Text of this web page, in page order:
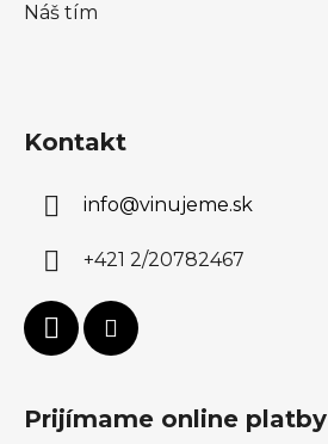
Náš tím
Kontakt
info@vinujeme.sk
+421 2/20782467
Prijímame online platby